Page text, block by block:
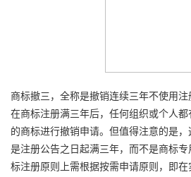
商标撤三，全称是撤销连续三年不使用注
在商标注册满三年后，任何组织或个人
的商标进行撤销申请。但值得注意的是
是注册公告之日起满三年，而不是商标
标注册原则上需根据按需申请原则，即